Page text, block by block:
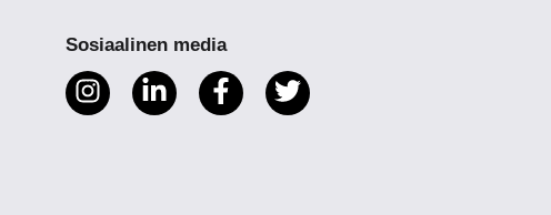
Sosiaalinen media